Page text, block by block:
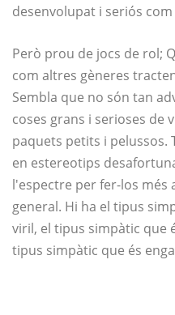
desenvolupat i seriós
Però prou de jocs de rol;
com altres gèneres
Sembla que no són tan
coses grans i serioses de
paquets petits i pelussos.
en estereotips
l'espectre per fer-los més
general. Hi ha el tipus
viril, el tipus simpàtic que
tipus simpàtic que és